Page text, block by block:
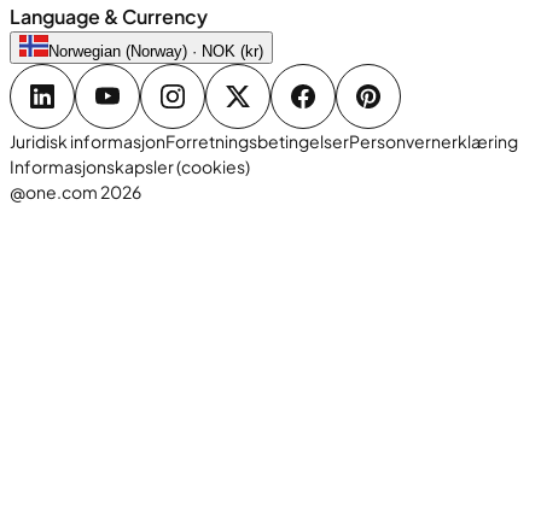
Language & Currency
Norwegian (Norway) · NOK (kr)
Juridisk informasjonForretningsbetingelserPersonvernerklæring
Informasjonskapsler (cookies)
@one.com 2026